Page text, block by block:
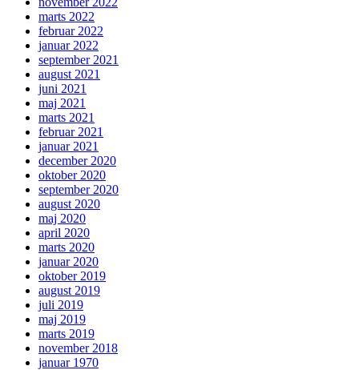
marts 2022
februar 2022
januar 2022
september 2021
august 2021
juni 2021
maj 2021
marts 2021
februar 2021
januar 2021
december 2020
oktober 2020
september 2020
august 2020
maj 2020
april 2020
marts 2020
januar 2020
oktober 2019
august 2019
juli 2019
maj 2019
marts 2019
november 2018
januar 1970